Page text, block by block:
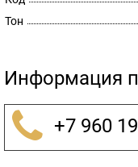
Тон
Информация
+7 960